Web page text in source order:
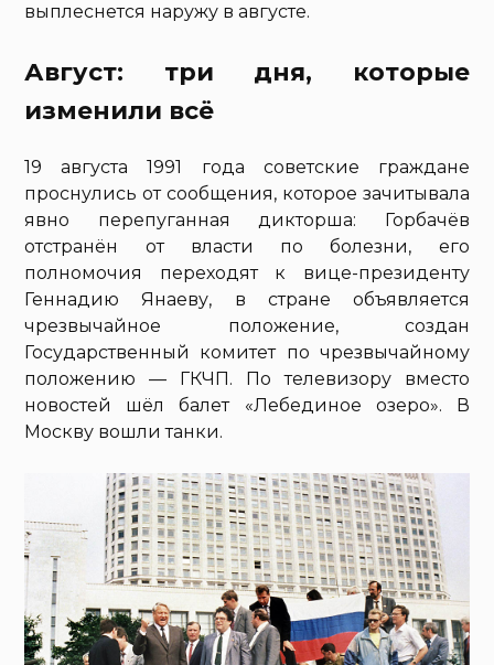
выплеснется наружу в августе.
Август: три дня, которые
изменили всё
19 августа 1991 года советские граждане
проснулись от сообщения, которое зачитывала
явно перепуганная дикторша: Горбачёв
отстранён от власти по болезни, его
полномочия переходят к вице-президенту
Геннадию Янаеву, в стране объявляется
чрезвычайное положение, создан
Государственный комитет по чрезвычайному
положению — ГКЧП. По телевизору вместо
новостей шёл балет «Лебединое озеро». В
Москву вошли танки.